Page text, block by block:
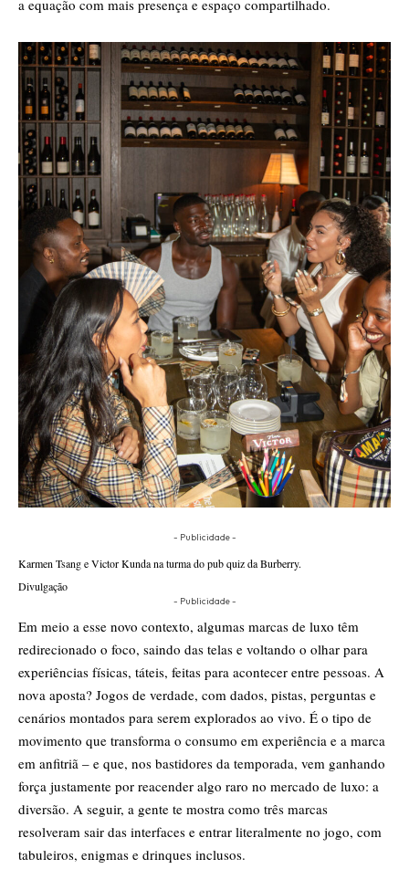
a equação com mais presença e espaço compartilhado.
- Publicidade -
Karmen Tsang e Victor Kunda na turma do pub quiz da Burberry.
Divulgação
- Publicidade -
Em meio a esse novo contexto, algumas marcas de luxo têm
redirecionado o foco, saindo das telas e voltando o olhar para
experiências físicas, táteis, feitas para acontecer entre pessoas. A
nova aposta? Jogos de verdade, com dados, pistas, perguntas e
cenários montados para serem explorados ao vivo. É o tipo de
movimento que transforma o consumo em experiência e a marca
em anfitriã – e que, nos bastidores da temporada, vem ganhando
força justamente por reacender algo raro no mercado de luxo: a
diversão. A seguir, a gente te mostra como três marcas
resolveram sair das interfaces e entrar literalmente no jogo, com
tabuleiros, enigmas e drinques inclusos.